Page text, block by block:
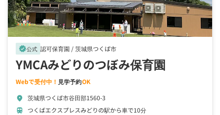
verified公式 認可保育園 /茨城県つくば市
YMCAみどりのつぼみ保育園
Webで受付中！ 見学予約OK
location_on 茨城県つくば市谷田部1560-3
train つくばエクスプレスみどりの駅から車で10分